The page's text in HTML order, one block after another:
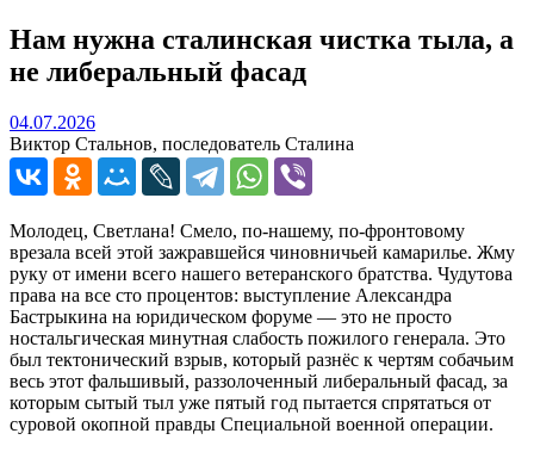
Нам нужна сталинская чистка тыла, а
не либеральный фасад
04.07.202604.07.2026
Виктор Стальнов, последователь Сталина
Молодец, Светлана! Смело, по-нашему, по-фронтовому
врезала всей этой зажравшейся чиновничьей камарилье. Жму
руку от имени всего нашего ветеранского братства. Чудутова
права на все сто процентов: выступление Александра
Бастрыкина на юридическом форуме — это не просто
ностальгическая минутная слабость пожилого генерала. Это
был тектонический взрыв, который разнёс к чертям собачьим
весь этот фальшивый, раззолоченный либеральный фасад, за
которым сытый тыл уже пятый год пытается спрятаться от
суровой окопной правды Специальной военной операции.